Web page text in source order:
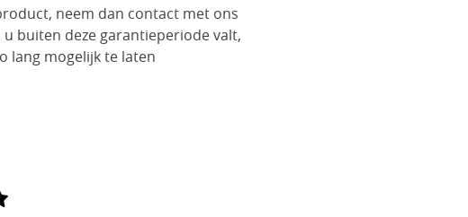
neem dan contact met ons
buiten deze garantieperiode valt,
lang mogelijk te laten